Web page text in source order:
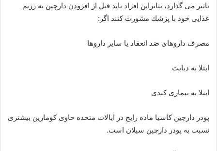
تاثیر می گذارد، بنابراین افراد باید قبل از افزودن دارچین به رژیم
غذایی خود با پزشك مشورت كنند اگر:
مصرف داروهای ضد انعقاد یا سایر داروها
ابتلا به دیابت
ابتلا به بیماری کبدی
پودر دارچین کاسیا ماده رایج در ایالات متحده حاوی کومارین بیشتری
نسبت به پودر دارچین سیلان است.